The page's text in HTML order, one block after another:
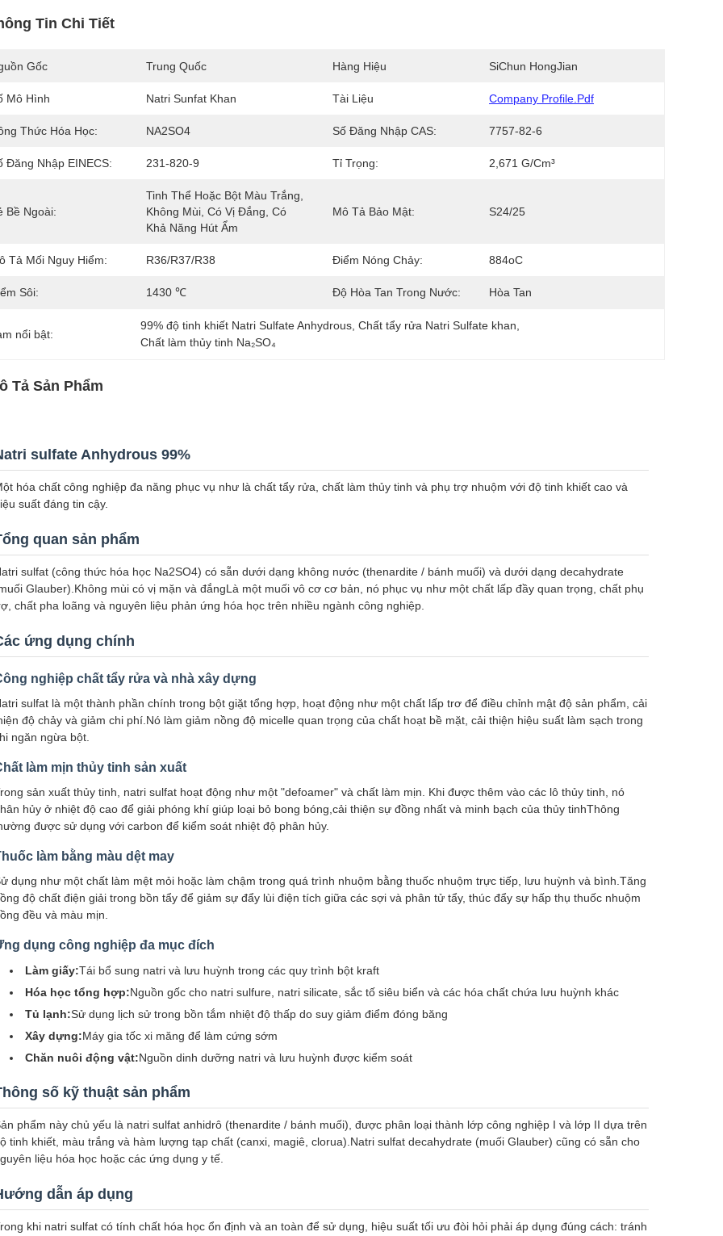
Tin Chi Tiết
Gốc Trung Quốc Hàng Hiệu SiChun HongJian
Mô Hình Natri Sunfat Khan Tài Liệu Company Profile.pdf
Thức Hóa Học: NA2SO4 Số Đăng Nhập CAS: 7757-82-6
Đăng Nhập EINECS: 231-820-9 Tỉ Trọng: 2,671 G/cm³
Bề Ngoài:
Tinh Thể Hoặc Bột Màu Trắng,
Không Mùi, Có Vị Đắng, Có
Khả Năng Hút Ẩm
Mô Tả Bảo Mật: S24/25
Tả Mối Nguy Hiểm: R36/R37/R38 Điểm Nóng Chảy: 884oC
Sôi: 1430 ℃ Độ Hòa Tan Trong Nước: Hòa Tan
nổi bật:
99% độ tinh khiết Natri Sulfate Anhydrous , Chất tẩy rửa Natri Sulfate khan
Chất làm thủy tinh Na₂SO₄
Tả Sản Phẩm
sulfate Anhydrous 99%
hóa chất công nghiệp đa năng phục vụ như là chất tẩy rửa, chất làm thủy tinh và phụ trợ nhuộm với độ tinh khiết cao và
suất đáng tin cậy.
quan sản phẩm
sulfat (công thức hóa học Na2SO4) có sẵn dưới dạng không nước (thenardite / bánh muối) và dưới dạng decahydrate
Glauber).Không mùi có vị mặn và đắngLà một muối vô cơ cơ bản, nó phục vụ như một chất lấp đầy quan trọng, chất phụ
chất pha loãng và nguyên liệu phản ứng hóa học trên nhiều ngành công nghiệp.
ứng dụng chính
nghiệp chất tẩy rửa và nhà xây dựng
sulfat là một thành phần chính trong bột giặt tổng hợp, hoạt động như một chất lấp trơ để điều chỉnh mật độ sản phẩm, cải
độ chảy và giảm chi phí.Nó làm giảm nồng độ micelle quan trọng của chất hoạt bề mặt, cải thiện hiệu suất làm sạch trong
ngăn ngừa bột.
làm mịn thủy tinh sản xuất
sản xuất thủy tinh, natri sulfat hoạt động như một "defoamer" và chất làm mịn. Khi được thêm vào các lô thủy tinh, nó
hủy ở nhiệt độ cao để giải phóng khí giúp loại bỏ bong bóng,cải thiện sự đồng nhất và minh bạch của thủy tinhThông
được sử dụng với carbon để kiểm soát nhiệt độ phân hủy.
làm bằng màu dệt may
dụng như một chất làm mệt mỏi hoặc làm chậm trong quá trình nhuộm bằng thuốc nhuộm trực tiếp, lưu huỳnh và bình.Tăng
độ chất điện giải trong bồn tẩy để giảm sự đẩy lùi điện tích giữa các sợi và phân tử tẩy, thúc đẩy sự hấp thụ thuốc nhuộm
đều và màu mịn.
dụng công nghiệp đa mục đích
Làm giấy:Tái bổ sung natri và lưu huỳnh trong các quy trình bột kraft
Hóa học tổng hợp:Nguồn gốc cho natri sulfure, natri silicate, sắc tố siêu biển và các hóa chất chứa lưu huỳnh khác
Tủ lạnh:Sử dụng lịch sử trong bồn tắm nhiệt độ thấp do suy giảm điểm đóng băng
Xây dựng:Máy gia tốc xi măng để làm cứng sớm
Chăn nuôi động vật:Nguồn dinh dưỡng natri và lưu huỳnh được kiểm soát
số kỹ thuật sản phẩm
phẩm này chủ yếu là natri sulfat anhidrô (thenardite / bánh muối), được phân loại thành lớp công nghiệp I và lớp II dựa trên
tinh khiết, màu trắng và hàm lượng tạp chất (canxi, magiê, clorua).Natri sulfat decahydrate (muối Glauber) cũng có sẵn cho
liệu hóa học hoặc các ứng dụng y tế.
dẫn áp dụng
khi natri sulfat có tính chất hóa học ổn định và an toàn để sử dụng, hiệu suất tối ưu đòi hỏi phải áp dụng đúng cách: tránh